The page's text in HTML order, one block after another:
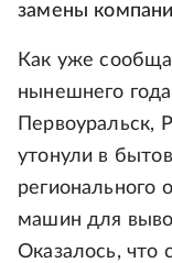
замены
Как уже
нынешнего
Первоуральск,
утонули в
регионального
машин для
Оказалось, что